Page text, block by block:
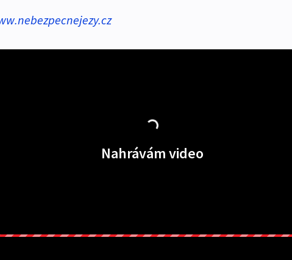
Nahrávám video